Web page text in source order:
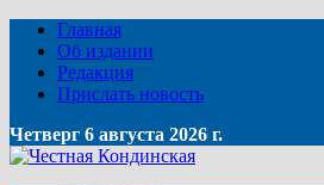
Главная
Об издании
Редакция
Прислать новость
Четверг 6 августа 2026 г.